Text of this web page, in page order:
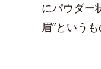
にパウダー
眉”という